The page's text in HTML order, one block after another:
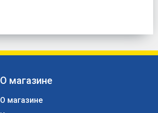
О магазине
О магазине